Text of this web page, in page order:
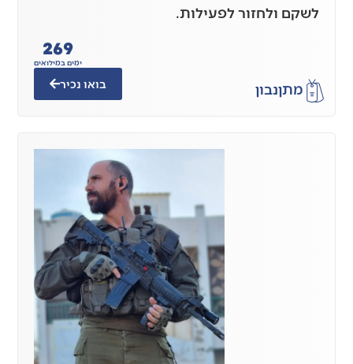
לשקם ולחזור לפעילות.
מתןנבון
ימים במילואים
269
בואו נכיר